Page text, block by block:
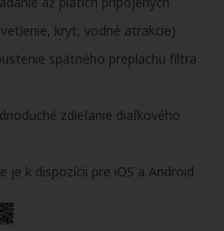
kryt, vodné atrakcie)
spätného preplachu filtra
zdieľanie diaľkového
je k dispozícii pre iOS a Android